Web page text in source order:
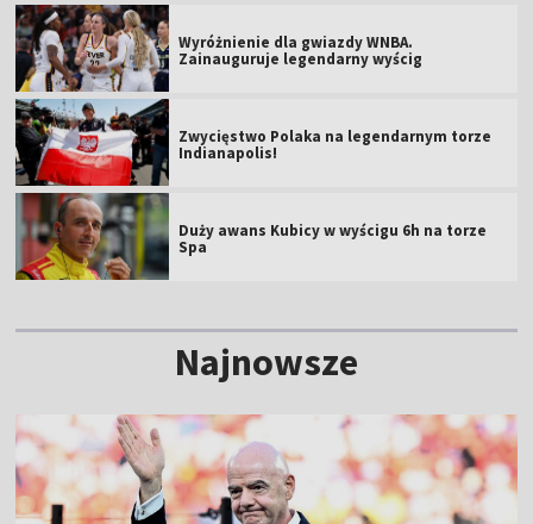
Wyróżnienie dla gwiazdy WNBA.
Zainauguruje legendarny wyścig
Zwycięstwo Polaka na legendarnym torze
Indianapolis!
Duży awans Kubicy w wyścigu 6h na torze
Spa
Najnowsze